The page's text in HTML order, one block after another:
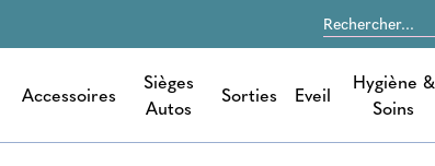
Accessoires
Sièges
Autos
Sorties Eveil
Hygiène &
Soins